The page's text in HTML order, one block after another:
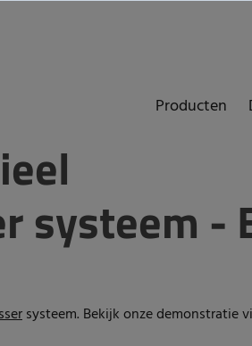
Producten
systeem -
systeem. Bekijk onze demonstratie